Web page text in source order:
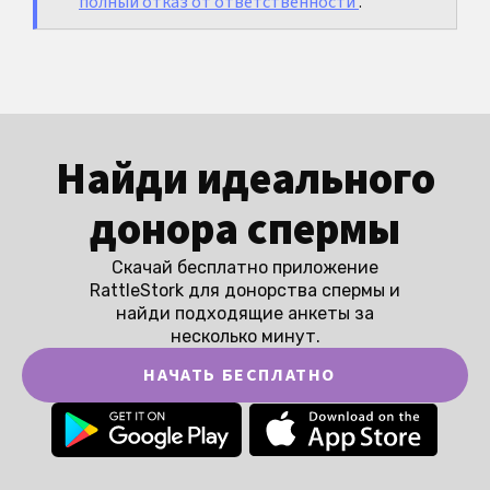
Найди идеального
донора спермы
Скачай бесплатно приложение
RattleStork для донорства спермы и
найди подходящие анкеты за
несколько минут.
НАЧАТЬ БЕСПЛАТНО